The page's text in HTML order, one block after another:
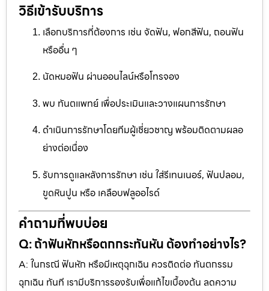
วิธีเข้ารับบริการ
เลือกบริการที่ต้องการ เช่น จัดฟัน, ฟอกสีฟัน, ถอนฟัน
หรืออื่น ๆ
นัดหมอฟัน ผ่านออนไลน์หรือโทรจอง
พบ ทันตแพทย์ เพื่อประเมินและวางแผนการรักษา
ดำเนินการรักษาโดยทีมผู้เชี่ยวชาญ พร้อมติดตามผลอ
ย่างต่อเนื่อง
รับการดูแลหลังการรักษา เช่น ใส่รีเทนเนอร์, ฟันปลอม,
ขูดหินปูน หรือ เคลือบฟลูออไรด์
คำถามที่พบบ่อย
Q: ถ้าฟันหักหรือตกกระทันหัน ต้องทำอย่างไร?
A: ในกรณี ฟันหัก หรือมีเหตุฉุกเฉิน ควรติดต่อ ทันตกรรม
ฉุกเฉิน ทันที เรามีบริการรองรับเพื่อแก้ไขเบื้องต้น ลดความ